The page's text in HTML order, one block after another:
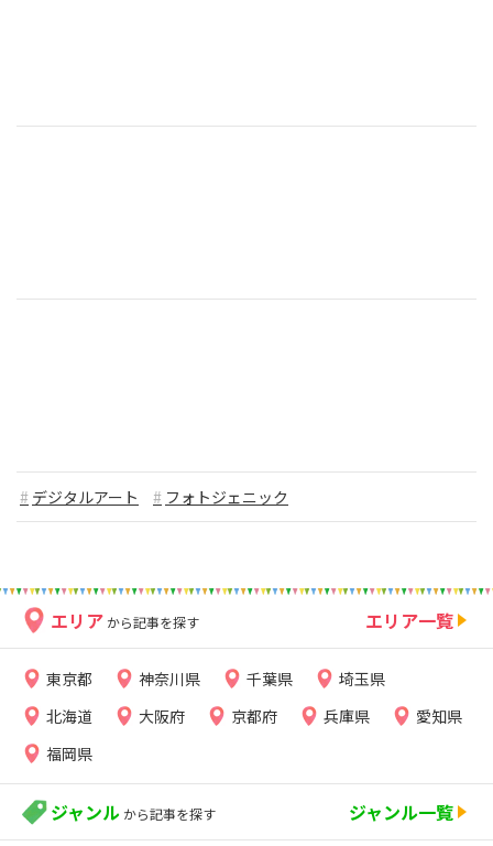
デジタルアート フォトジェニック
エリア から記事を探す エリア一覧
東京都 神奈川県 千葉県
埼玉県
北海道
大阪府 京都府 兵庫県
愛知県
福岡県
ジャンル から記事を探す ジャンル一覧